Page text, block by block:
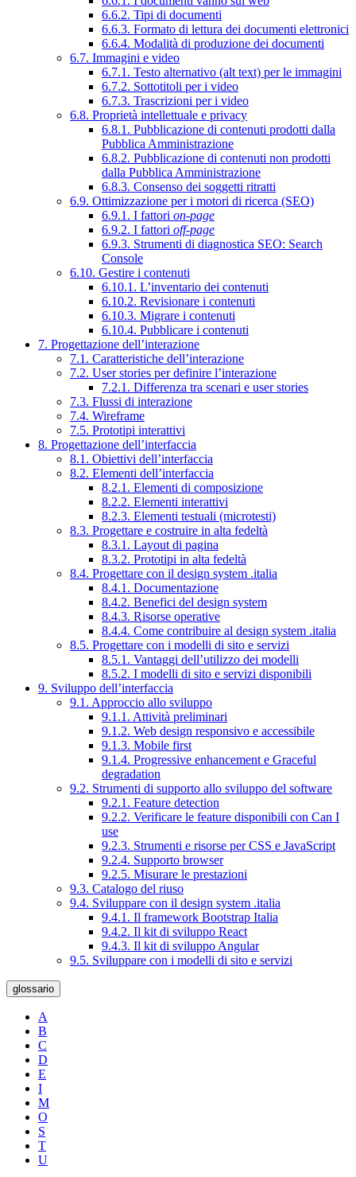
6.6.2. Tipi di documenti
6.6.3. Formato di lettura dei documenti elettronici
6.6.4. Modalità di produzione dei documenti
6.7. Immagini e video
6.7.1. Testo alternativo (alt text) per le immagini
6.7.2. Sottotitoli per i video
6.7.3. Trascrizioni per i video
6.8. Proprietà intellettuale e privacy
6.8.1. Pubblicazione di contenuti prodotti dalla
Pubblica Amministrazione
6.8.2. Pubblicazione di contenuti non prodotti
dalla Pubblica Amministrazione
6.8.3. Consenso dei soggetti ritratti
6.9. Ottimizzazione per i motori di ricerca (SEO)
6.9.1. I fattori on-page
6.9.2. I fattori off-page
6.9.3. Strumenti di diagnostica SEO: Search
Console
6.10. Gestire i contenuti
6.10.1. L’inventario dei contenuti
6.10.2. Revisionare i contenuti
6.10.3. Migrare i contenuti
6.10.4. Pubblicare i contenuti
7. Progettazione dell’interazione
7.1. Caratteristiche dell’interazione
7.2. User stories per definire l’interazione
7.2.1. Differenza tra scenari e user stories
7.3. Flussi di interazione
7.4. Wireframe
7.5. Prototipi interattivi
8. Progettazione dell’interfaccia
8.1. Obiettivi dell’interfaccia
8.2. Elementi dell’interfaccia
8.2.1. Elementi di composizione
8.2.2. Elementi interattivi
8.2.3. Elementi testuali (microtesti)
8.3. Progettare e costruire in alta fedeltà
8.3.1. Layout di pagina
8.3.2. Prototipi in alta fedeltà
8.4. Progettare con il design system .italia
8.4.1. Documentazione
8.4.2. Benefici del design system
8.4.3. Risorse operative
8.4.4. Come contribuire al design system .italia
8.5. Progettare con i modelli di sito e servizi
8.5.1. Vantaggi dell’utilizzo dei modelli
8.5.2. I modelli di sito e servizi disponibili
9. Sviluppo dell’interfaccia
9.1. Approccio allo sviluppo
9.1.1. Attività preliminari
9.1.2. Web design responsivo e accessibile
9.1.3. Mobile first
9.1.4. Progressive enhancement e Graceful
degradation
9.2. Strumenti di supporto allo sviluppo del software
9.2.1. Feature detection
9.2.2. Verificare le feature disponibili con Can I
use
9.2.3. Strumenti e risorse per CSS e JavaScript
9.2.4. Supporto browser
9.2.5. Misurare le prestazioni
9.3. Catalogo del riuso
9.4. Sviluppare con il design system .italia
9.4.1. Il framework Bootstrap Italia
9.4.2. Il kit di sviluppo React
9.4.3. Il kit di sviluppo Angular
9.5. Sviluppare con i modelli di sito e servizi
glossario
A
B
C
D
E
I
M
O
S
T
U